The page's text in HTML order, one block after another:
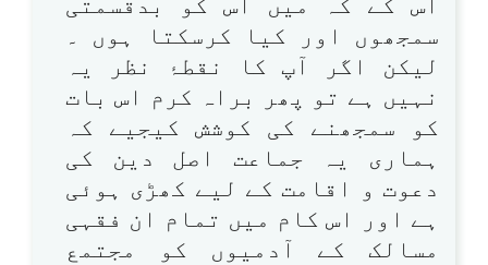
سمجھوں اور کیا کرسکتا ہوں ۔
لیکن اگر آپ کا نقطۂ نظر یہ
نہیں ہے تو پھر براہ کرم اس بات
کو سمجھنے کی کوشش کیجیے کہ
ہماری یہ جماعت اصل دین کی
دعوت و اقامت کے لیے کھڑی ہوئی
ہے اور اس کام میں تمام ان فقہی
مسالک کے آدمیوں کو مجتمع